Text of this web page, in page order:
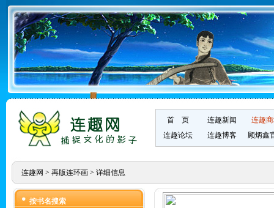
首 页 连趣新闻
连趣
连趣论坛
连趣博客 顾炳鑫
连趣网 > 再版连环画> 详细信息
按书名搜索